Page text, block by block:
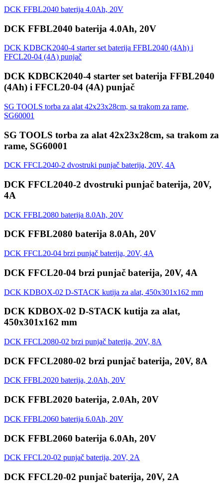
DCK FFBL2040 baterija 4.0Ah, 20V
DCK FFBL2040 baterija 4.0Ah, 20V
DCK KDBCK2040-4 starter set baterija FFBL2040 (4Ah) i
FFCL20-04 (4A) punjač
DCK KDBCK2040-4 starter set baterija FFBL2040
(4Ah) i FFCL20-04 (4A) punjač
SG TOOLS torba za alat 42x23x28cm, sa trakom za rame,
SG60001
SG TOOLS torba za alat 42x23x28cm, sa trakom za
rame, SG60001
DCK FFCL2040-2 dvostruki punjač baterija, 20V, 4A
DCK FFCL2040-2 dvostruki punjač baterija, 20V,
4A
DCK FFBL2080 baterija 8.0Ah, 20V
DCK FFBL2080 baterija 8.0Ah, 20V
DCK FFCL20-04 brzi punjač baterija, 20V, 4A
DCK FFCL20-04 brzi punjač baterija, 20V, 4A
DCK KDBOX-02 D-STACK kutija za alat, 450x301x162 mm
DCK KDBOX-02 D-STACK kutija za alat,
450x301x162 mm
DCK FFCL2080-02 brzi punjač baterija, 20V, 8A
DCK FFCL2080-02 brzi punjač baterija, 20V, 8A
DCK FFBL2020 baterija, 2.0Ah, 20V
DCK FFBL2020 baterija, 2.0Ah, 20V
DCK FFBL2060 baterija 6.0Ah, 20V
DCK FFBL2060 baterija 6.0Ah, 20V
DCK FFCL20-02 punjač baterija, 20V, 2A
DCK FFCL20-02 punjač baterija, 20V, 2A